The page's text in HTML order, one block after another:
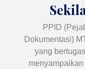
PPID
Dokumentasi)
yang